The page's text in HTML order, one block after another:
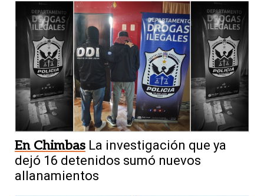
En Chimbas La investigación que ya
dejó 16 detenidos sumó nuevos
allanamientos